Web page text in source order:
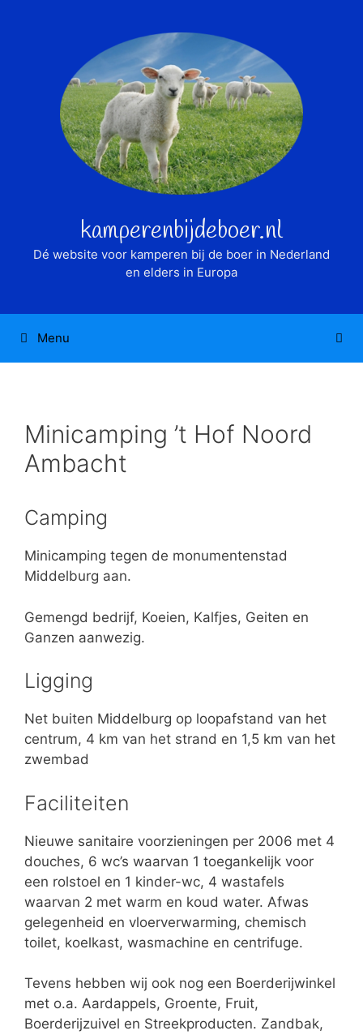
kamperenbijdeboer.nl
Dé website voor kamperen bij de boer in Nederland
en elders in Europa
Menu
Minicamping ’t Hof Noord
Ambacht
Camping
Minicamping tegen de monumentenstad
Middelburg aan.
Gemengd bedrijf, Koeien, Kalfjes, Geiten en
Ganzen aanwezig.
Ligging
Net buiten Middelburg op loopafstand van het
centrum, 4 km van het strand en 1,5 km van het
zwembad
Faciliteiten
Nieuwe sanitaire voorzieningen per 2006 met 4
douches, 6 wc’s waarvan 1 toegankelijk voor
een rolstoel en 1 kinder-wc, 4 wastafels
waarvan 2 met warm en koud water. Afwas
gelegenheid en vloerverwarming, chemisch
toilet, koelkast, wasmachine en centrifuge.
Tevens hebben wij ook nog een Boerderijwinkel
met o.a. Aardappels, Groente, Fruit,
Boerderijzuivel en Streekproducten. Zandbak,